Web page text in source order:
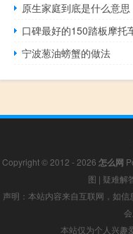
原生家庭到底是什么意思
口碑最好的150踏板摩托
宁波葱油螃蟹的做法
Copyright © 2012 - 2026 怎么网
图 | 疑难解
声明：本站内容来自互联网，如
本站仅为个人兴趣